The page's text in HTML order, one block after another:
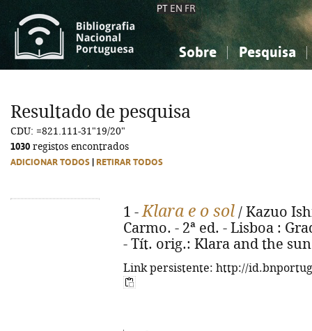
PT EN FR
Sobre Pesquisa
Ciências sociais...
Ciências sociais...
Resultado de pesquisa
CDU: =821.111-31"19/20"
1030 registos encontrados
ADICIONAR TODOS RETIRAR TODOS
1 -Klara e o sol / Kazuo
Carmo. - 2ª ed. - Lisboa :
- Tít. orig.: Klara and the
Link persistente: http://